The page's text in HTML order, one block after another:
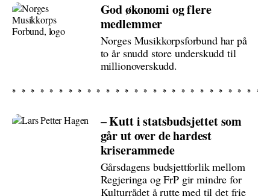
God økonomi og flere
medlemmer
Norges Musikkorpsforbund har på
to år snudd store underskudd til
millionoverskudd.
– Kutt i statsbudsjettet som
går ut over de hardest
kriserammede
Gårsdagens budsjettforlik mellom
Regjeringa og FrP gir mindre for
Kulturrådet å rutte med til det frie